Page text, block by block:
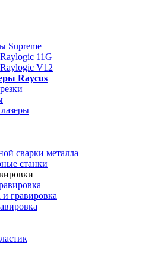
Supreme
11G
V12
Raycus
сварки металла
станки
гравировка